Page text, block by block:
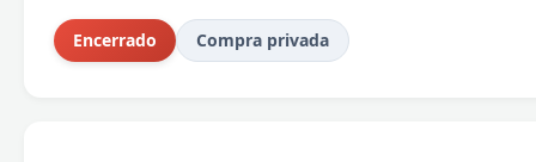
Encerrado Compra privada